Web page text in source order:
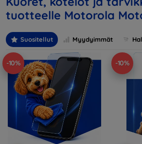
tuotteelle Motorola
Suositellut Myydyimmät
-10% -10%